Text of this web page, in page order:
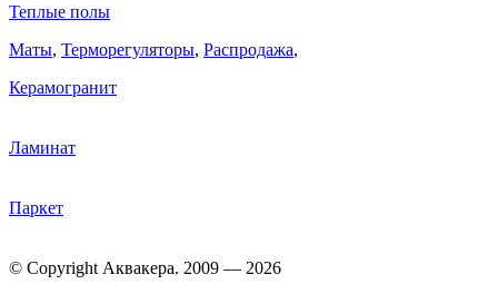
Теплые полы
Маты, Терморегуляторы, Распродажа,
Керамогранит
Ламинат
Паркет
© Copyright Аквакера. 2009 — 2026